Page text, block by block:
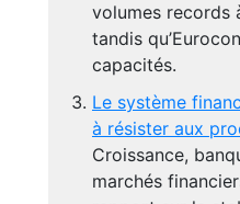
volumes records
tandis
capacités.
Le système
à résister aux
Croissance,
marchés